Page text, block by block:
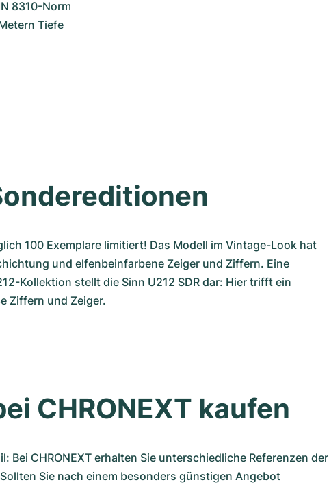
8310-Norm
Tiefe
100 Exemplare limitiert! Das Modell im Vintage-Look hat
und elfenbeinfarbene Zeiger und Ziffern. Eine
Kollektion stellt die Sinn U212 SDR dar: Hier trifft ein
Ziffern und Zeiger.
CHRONEXT kaufen
Bei CHRONEXT erhalten Sie unterschiedliche Referenzen der
Sie nach einem besonders günstigen Angebot